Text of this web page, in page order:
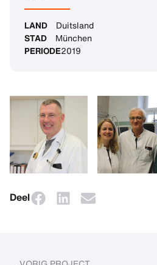
LAND Duitsland
STAD München
PERIODE2019
Deel